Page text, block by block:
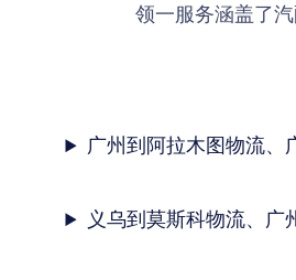
领一服务涵盖了
广州到阿拉木图物流、
义乌到莫斯科物流、广